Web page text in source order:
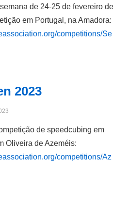
de 24-25 de fevereiro de
em Portugal, na Amadora:
competitions/Se
2023
de speedcubing em
Oliveira de Azeméis:
competitions/Az